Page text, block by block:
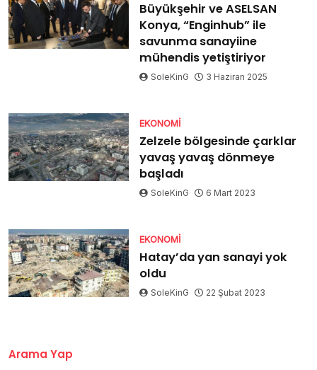
Büyükşehir ve ASELSAN
Konya, “Enginhub” ile
savunma sanayiine
mühendis yetiştiriyor
SoleKinG 3 Haziran 2025
EKONOMI
Zelzele bölgesinde çarklar
yavaş yavaş dönmeye
başladı
SoleKinG 6 Mart 2023
EKONOMI
Hatay’da yan sanayi yok
oldu
SoleKinG 22 Şubat 2023
Arama Yap